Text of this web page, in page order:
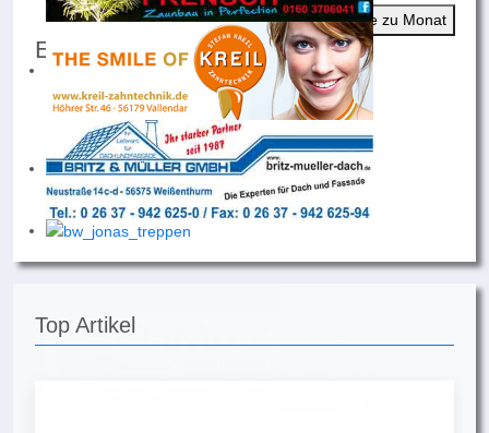
Gehe zu Monat
Events für
Mittwoch, 19. November 2025
Keine Termine
Top Artikel